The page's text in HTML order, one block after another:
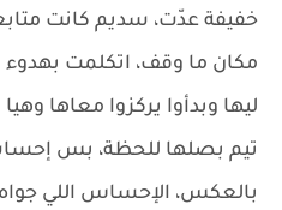
خفيفة عدّت، سديم كانت
مكان ما وقف، اتكلمت بهدوء
ليها وبدأوا يركزوا معاها
تيم بصلها للحظة، بس
بالعكس، الإحساس اللي جواه